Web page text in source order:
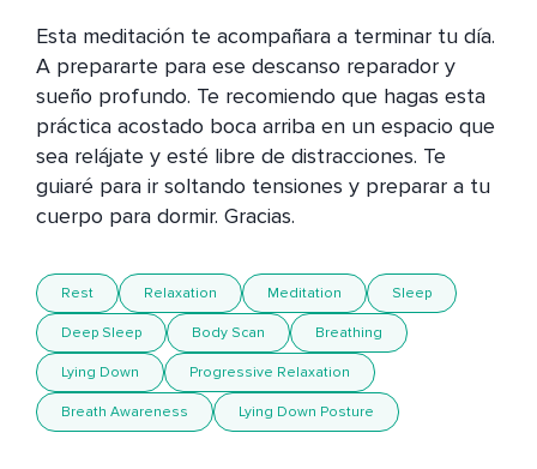
Esta meditación te acompañara a terminar tu día.
A prepararte para ese descanso reparador y
sueño profundo. Te recomiendo que hagas esta
práctica acostado boca arriba en un espacio que
sea relájate y esté libre de distracciones. Te
guiaré para ir soltando tensiones y preparar a tu
Rest Relaxation Meditation Sleep
Deep Sleep Body Scan Breathing
Lying Down Progressive Relaxation
Breath Awareness Lying Down Posture